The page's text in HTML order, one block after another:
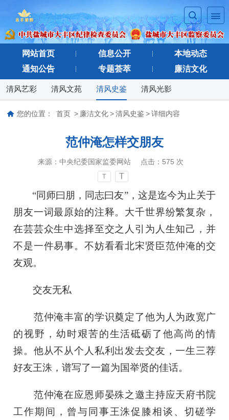
网站首页 信息公开
本地动态
通知公告
专题荟萃 廉洁文化
清风艺彩 清风文苑 清风史鉴 清风光影
您的位置： 首页 > 廉洁文化 > 清风史鉴 > 详细内容
范仲淹怎样交朋友
来源： 中央纪委国家监委网站 点击： 575 次
T T
“同师曰朋，同志曰友”，这是迄今为止关于
朋友一词最原始的注释。大千世界纷繁复杂，
在芸芸众生中选择至交之人引为人生知己，并
不是一件易事。不妨看看北宋贤臣范仲淹的交
友观。
交友无私
范仲淹丰富的学识奠定了他为人为政宽广
的视野，幼时艰苦的生活砥砺了他高尚的情
操。他从不从个人私利出发去交友，一生三荐
好友王洙，谱写了一篇为国举贤的佳话。
范仲淹在应恩师晏殊之邀主持应天府书院
工作期间，曾与同事王洙促膝相谈、切磋学